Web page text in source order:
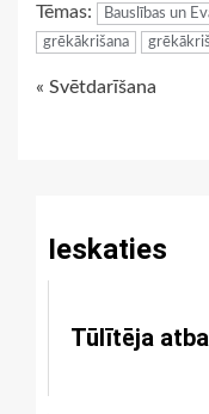
Tēmas: Bauslības un
grēkākrišana
Continue
« Svētdarīšana
Ieskaties
Tūlītēja